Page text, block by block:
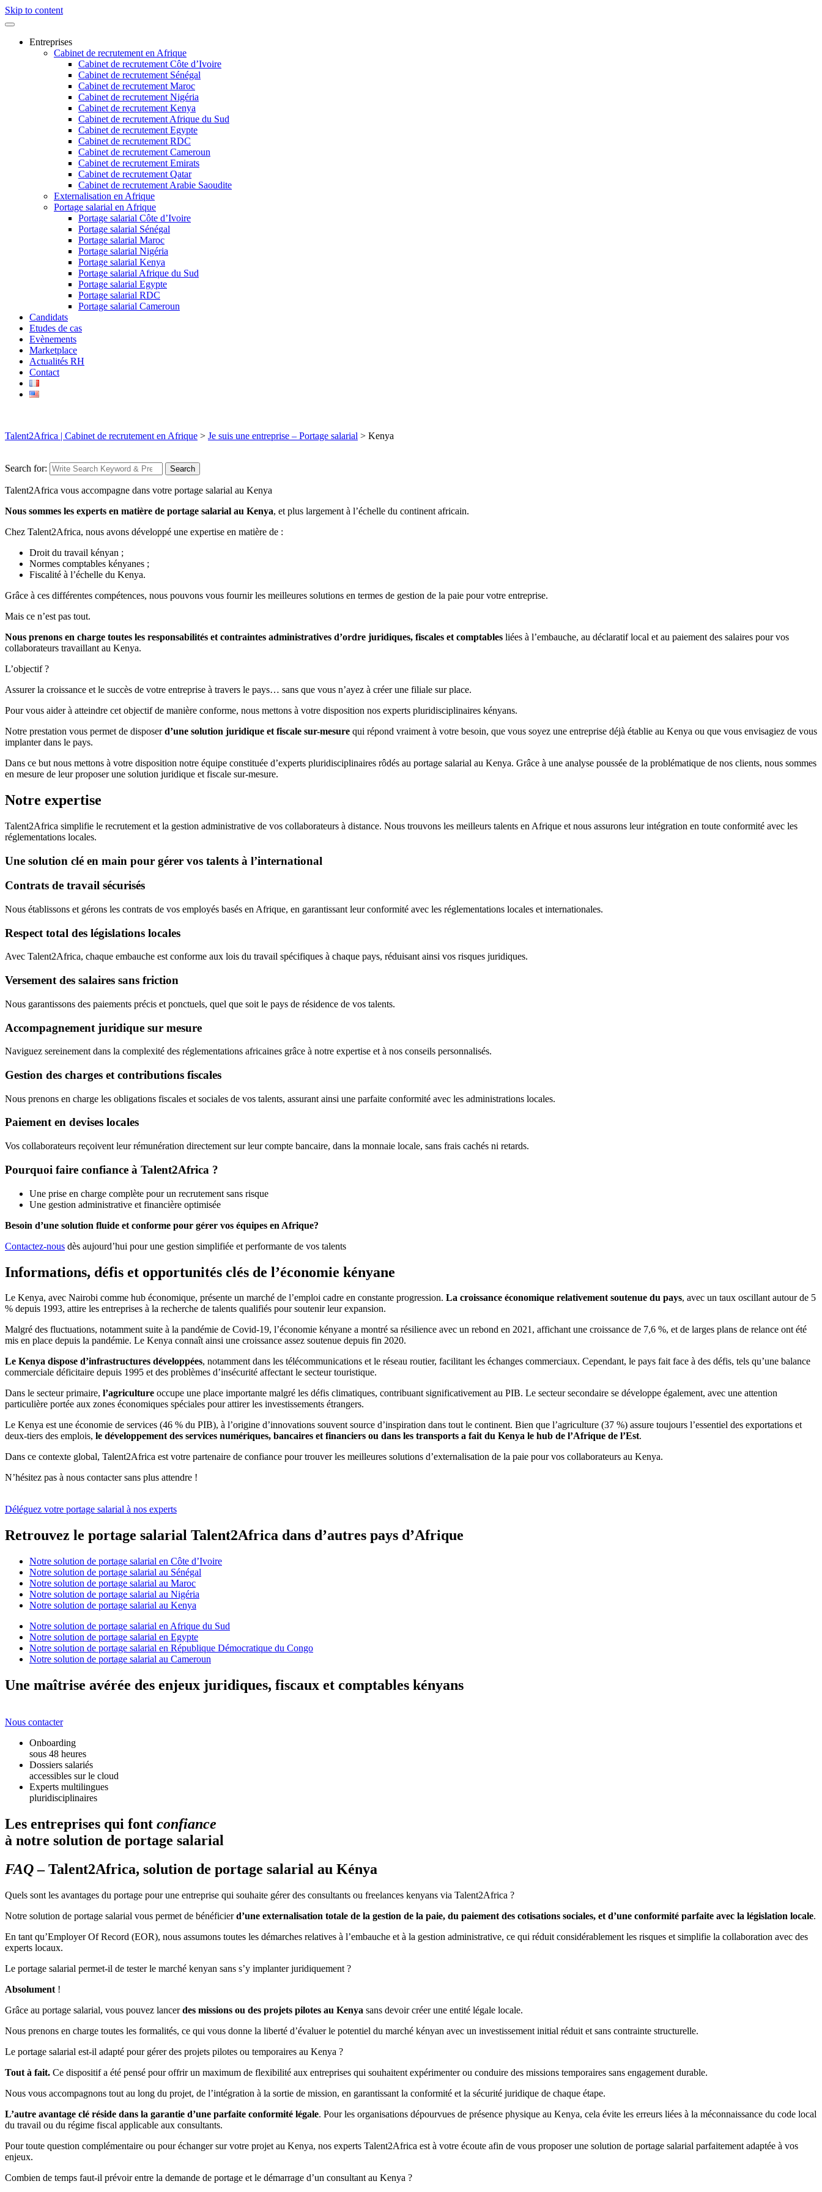
Skip to content
Entreprises
Cabinet de recrutement en Afrique
Cabinet de recrutement Côte d’Ivoire
Cabinet de recrutement Sénégal
Cabinet de recrutement Maroc
Cabinet de recrutement Nigéria
Cabinet de recrutement Kenya
Cabinet de recrutement Afrique du Sud
Cabinet de recrutement Egypte
Cabinet de recrutement RDC
Cabinet de recrutement Cameroun
Cabinet de recrutement Emirats
Cabinet de recrutement Qatar
Cabinet de recrutement Arabie Saoudite
Externalisation en Afrique
Portage salarial en Afrique
Portage salarial Côte d’Ivoire
Portage salarial Sénégal
Portage salarial Maroc
Portage salarial Nigéria
Portage salarial Kenya
Portage salarial Afrique du Sud
Portage salarial Egypte
Portage salarial RDC
Portage salarial Cameroun
Candidats
Etudes de cas
Evènements
Marketplace
Actualités RH
Contact
Talent2Africa | Cabinet de recrutement en Afrique > Je suis une entreprise – Portage salarial > Kenya
Search for: Search
Talent2Africa vous accompagne dans votre portage salarial au Kenya
Nous sommes les experts en matière de portage salarial au Kenya, et plus largement à l’échelle du continent africain.
Chez Talent2Africa, nous avons développé une expertise en matière de :
Droit du travail kényan ;
Normes comptables kényanes ;
Fiscalité à l’échelle du Kenya.
Grâce à ces différentes compétences, nous pouvons vous fournir les meilleures solutions en termes de gestion de la paie pour votre entreprise.
Mais ce n’est pas tout.
Nous prenons en charge toutes les responsabilités et contraintes administratives d’ordre juridiques, fiscales et comptables liées à l’embauche, au déclaratif local et au paiement des salaires pour vos
collaborateurs travaillant au Kenya.
L’objectif ?
Assurer la croissance et le succès de votre entreprise à travers le pays… sans que vous n’ayez à créer une filiale sur place.
Pour vous aider à atteindre cet objectif de manière conforme, nous mettons à votre disposition nos experts pluridisciplinaires kényans.
Notre prestation vous permet de disposerd’une solution juridique et fiscale sur-mesure qui répond vraiment à votre besoin, que vous soyez une entreprise déjà établie au Kenya ou que vous envisagiez de vous
implanter dans le pays.
Dans ce but nous mettons à votre disposition notre équipe constituée d’experts pluridisciplinaires rôdés au portage salarial au Kenya. Grâce à une analyse poussée de la problématique de nos clients, nous sommes
en mesure de leur proposer une solution juridique et fiscale sur-mesure.
Notre expertise
Talent2Africa simplifie le recrutement et la gestion administrative de vos collaborateurs à distance. Nous trouvons les meilleurs talents en Afrique et nous assurons leur intégration en toute conformité avec les
réglementations locales.
Une solution clé en main pour gérer vos talents à l’international
Contrats de travail sécurisés
Nous établissons et gérons les contrats de vos employés basés en Afrique, en garantissant leur conformité avec les réglementations locales et internationales.
Respect total des législations locales
Avec Talent2Africa, chaque embauche est conforme aux lois du travail spécifiques à chaque pays, réduisant ainsi vos risques juridiques.
Versement des salaires sans friction
Nous garantissons des paiements précis et ponctuels, quel que soit le pays de résidence de vos talents.
Accompagnement juridique sur mesure
Naviguez sereinement dans la complexité des réglementations africaines grâce à notre expertise et à nos conseils personnalisés.
Gestion des charges et contributions fiscales
Nous prenons en charge les obligations fiscales et sociales de vos talents, assurant ainsi une parfaite conformité avec les administrations locales.
Paiement en devises locales
Vos collaborateurs reçoivent leur rémunération directement sur leur compte bancaire, dans la monnaie locale, sans frais cachés ni retards.
Pourquoi faire confiance à Talent2Africa ?
Une prise en charge complète pour un recrutement sans risque
Une gestion administrative et financière optimisée
Besoin d’une solution fluide et conforme pour gérer vos équipes en Afrique?
Contactez-nous dès aujourd’hui pour une gestion simplifiée et performante de vos talents
Informations, défis et opportunités clés de l’économie kényane
Le Kenya, avec Nairobi comme hub économique, présente un marché de l’emploi cadre en constante progression. La croissance économique relativement soutenue du pays, avec un taux oscillant autour de 5
% depuis 1993, attire les entreprises à la recherche de talents qualifiés pour soutenir leur expansion.
Malgré des fluctuations, notamment suite à la pandémie de Covid-19, l’économie kényane a montré sa résilience avec un rebond en 2021, affichant une croissance de 7,6 %, et de larges plans de relance ont été
mis en place depuis la pandémie. Le Kenya connaît ainsi une croissance assez soutenue depuis fin 2020.
Le Kenya dispose d’infrastructures développées, notamment dans les télécommunications et le réseau routier, facilitant les échanges commerciaux. Cependant, le pays fait face à des défis, tels qu’une balance
commerciale déficitaire depuis 1995 et des problèmes d’insécurité affectant le secteur touristique.
Dans le secteur primaire, l’agriculture occupe une place importante malgré les défis climatiques, contribuant significativement au PIB. Le secteur secondaire se développe également, avec une attention
particulière portée aux zones économiques spéciales pour attirer les investissements étrangers.
Le Kenya est une économie de services (46 % du PIB), à l’origine d’innovations souvent source d’inspiration dans tout le continent. Bien que l’agriculture (37 %) assure toujours l’essentiel des exportations et
deux-tiers des emplois, le développement des services numériques, bancaires et financiers ou dans les transports a fait du Kenya le hub de l’Afrique de l’Est.
Dans ce contexte global, Talent2Africa est votre partenaire de confiance pour trouver les meilleures solutions d’externalisation de la paie pour vos collaborateurs au Kenya.
N’hésitez pas à nous contacter sans plus attendre !
Déléguez votre portage salarial à nos experts
Retrouvez le portage salarial Talent2Africa dans d’autres pays d’Afrique
Notre solution de portage salarial en Côte d’Ivoire
Notre solution de portage salarial au Sénégal
Notre solution de portage salarial au Maroc
Notre solution de portage salarial au Nigéria
Notre solution de portage salarial au Kenya
Notre solution de portage salarial en Afrique du Sud
Notre solution de portage salarial en Egypte
Notre solution de portage salarial en République Démocratique du Congo
Notre solution de portage salarial au Cameroun
Une maîtrise avérée des enjeux juridiques, fiscaux et comptables kényans
Nous contacter
Onboarding
sous 48 heures
Dossiers salariés
accessibles sur le cloud
Experts multilingues
pluridisciplinaires
Les entreprises qui font confiance
à notre solution de portage salarial
FAQ– Talent2Africa, solution de portage salarial au Kénya
Quels sont les avantages du portage pour une entreprise qui souhaite gérer des consultants ou freelances kenyans via Talent2Africa ?
Notre solution de portage salarial vous permet de bénéficierd’une externalisation totale de la gestion de la paie, du paiement des cotisations sociales, et d’une conformité parfaite avec la législation locale.
En tant qu’Employer Of Record (EOR), nous assumons toutes les démarches relatives à l’embauche et à la gestion administrative, ce qui réduit considérablement les risques et simplifie la collaboration avec des
experts locaux.
Le portage salarial permet-il de tester le marché kenyan sans s’y implanter juridiquement ?
Absolument !
Grâce au portage salarial, vous pouvez lancerdes missions ou des projets pilotes au Kenya sans devoir créer une entité légale locale.
Nous prenons en charge toutes les formalités, ce qui vous donne la liberté d’évaluer le potentiel du marché kényan avec un investissement initial réduit et sans contrainte structurelle.
Le portage salarial est-il adapté pour gérer des projets pilotes ou temporaires au Kenya ?
Tout à fait. Ce dispositif a été pensé pour offrir un maximum de flexibilité aux entreprises qui souhaitent expérimenter ou conduire des missions temporaires sans engagement durable.
Nous vous accompagnons tout au long du projet, de l’intégration à la sortie de mission, en garantissant la conformité et la sécurité juridique de chaque étape.
L’autre avantage clé réside dans la garantie d’une parfaite conformité légale. Pour les organisations dépourvues de présence physique au Kenya, cela évite les erreurs liées à la méconnaissance du code local
du travail ou du régime fiscal applicable aux consultants.
Pour toute question complémentaire ou pour échanger sur votre projet au Kenya, nos experts Talent2Africa est à votre écoute afin de vous proposer une solution de portage salarial parfaitement adaptée à vos
enjeux.
Combien de temps faut-il prévoir entre la demande de portage et le démarrage d’un consultant au Kenya ?